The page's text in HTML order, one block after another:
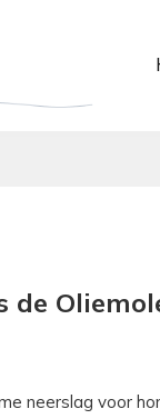
neerslag voor